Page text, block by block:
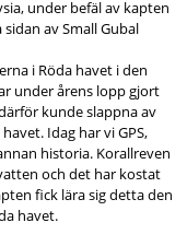
under befäl av kapten
av Small Gubal
i Röda havet i den
under årens lopp gjort
kunde slappna av
Idag har vi GPS,
historia. Korallreven
och det har kostat
fick lära sig detta den
havet.